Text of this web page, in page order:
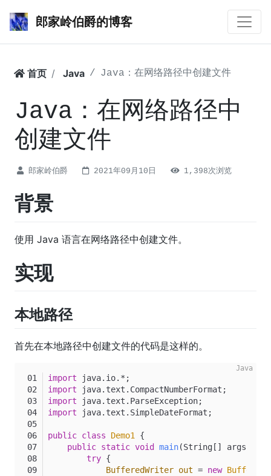
郎家岭伯爵的博客
首页 Java Java：在网络路径中创建文件
Java：在网络路径中
创建文件
郎家岭伯爵 2021年09月10日 1,398次浏览
背景
使用 Java 语言在网络路径中创建文件。
实现
本地路径
首先在本地路径中创建文件的代码是这样的。
import java.io.*;
import java.text.CompactNumberFormat;
import java.text.ParseException;
import java.text.SimpleDateFormat;
public class Demo1 {
public static void main(String[] args)
try {
BufferedWriter out = new